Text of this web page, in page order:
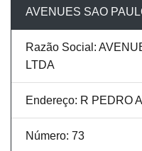
AVENUES SAO
Razão Social:
LTDA
Endereço: R PEDRO
Número: 73